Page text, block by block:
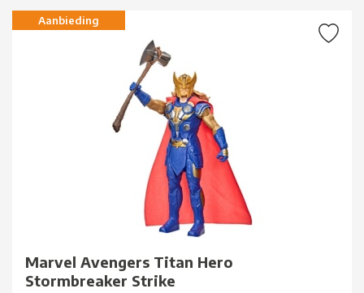
Aanbieding
Marvel Avengers Titan Hero
Stormbreaker Strike